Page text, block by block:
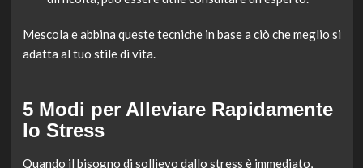
Mescola e abbina queste tecniche in base a ciò che meglio si
adatta al tuo stile di vita.
5 Modi per Alleviare Rapidamente
lo Stress
Quando il bisogno di sollievo dallo stress è immediato,